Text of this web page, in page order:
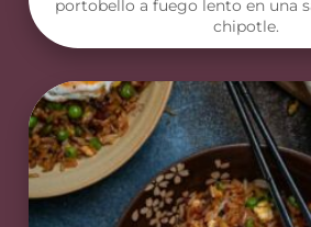
portobello a fuego lento en una
chipotle.